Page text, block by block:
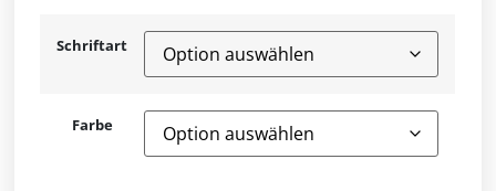
Schriftart
Farbe